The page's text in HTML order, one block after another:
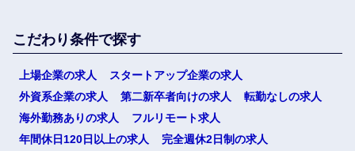
こだわり条件で探す
上場企業の求人
スタートアップ企業の求人
外資系企業の求人
第二新卒者向けの求人
転勤なしの求人
海外勤務ありの求人
フルリモート求人
年間休日120日以上の求人
完全週休2日制の求人